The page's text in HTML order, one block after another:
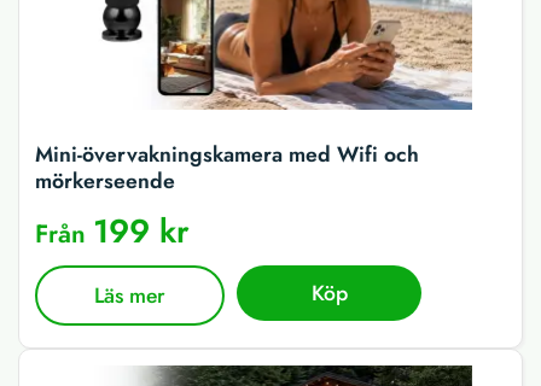
Mini-övervakningskamera med Wifi och
mörkerseende
Från 199 kr
Läs mer Köp